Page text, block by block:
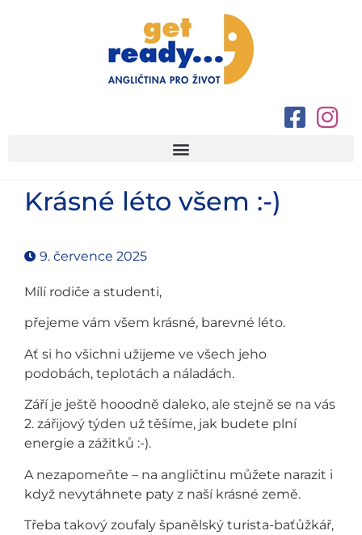
Krásné léto všem :-)
9. července 2025
Mílí rodiče a studenti,
přejeme vám všem krásné, barevné léto.
Ať si ho všichni užijeme ve všech jeho
podobách, teplotách a náladách.
Září je ještě hooodně daleko, ale stejně se na vás
2. zářijový týden už těšíme, jak budete plní
energie a zážitků :-).
A nezapomeňte – na angličtinu můžete narazit i
když nevytáhnete paty z naší krásné země.
Třeba takový zoufaly španělský turista-baťůžkář,